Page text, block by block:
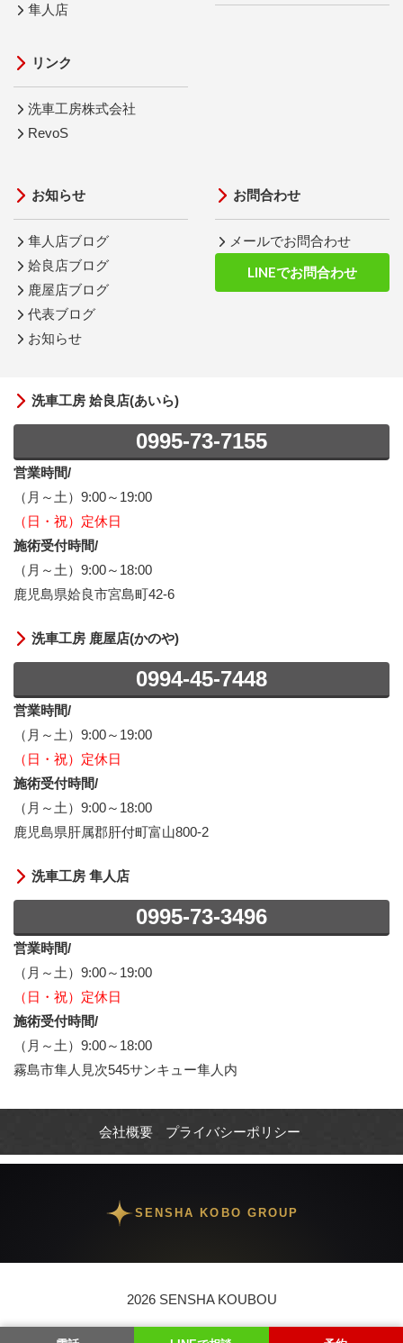
隼人店
リンク
洗車工房株式会社
RevoS
お知らせ
隼人店ブログ
姶良店ブログ
鹿屋店ブログ
代表ブログ
お知らせ
お問合わせ
メールでお問合わせ
LINEでお問合わせ
洗車工房 姶良店(あいら)
0995-73-7155
営業時間/
（月～土）9:00～19:00
（日・祝）定休日
施術受付時間/
（月～土）9:00～18:00
鹿児島県姶良市宮島町42-6
洗車工房 鹿屋店(かのや)
0994-45-7448
営業時間/
（月～土）9:00～19:00
（日・祝）定休日
施術受付時間/
（月～土）9:00～18:00
鹿児島県肝属郡肝付町富山800-2
洗車工房 隼人店
0995-73-3496
営業時間/
（月～土）9:00～19:00
（日・祝）定休日
施術受付時間/
（月～土）9:00～18:00
霧島市隼人見次545サンキュー隼人内
会社概要 プライバシーポリシー
SENSHA KOBO GROUP
2026 SENSHA KOUBOU